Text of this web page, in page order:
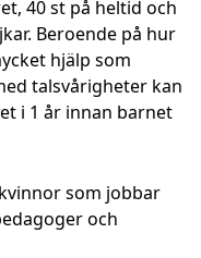
40 st på heltid och
Beroende på hur
hjälp som
talsvårigheter kan
i 1 år innan barnet
som jobbar
och